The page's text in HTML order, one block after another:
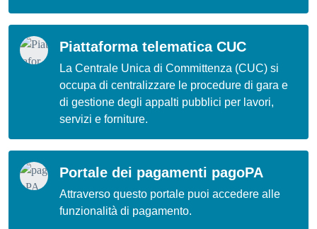
Piattaforma telematica CUC
La Centrale Unica di Committenza (CUC) si
occupa di centralizzare le procedure di gara e
di gestione degli appalti pubblici per lavori,
servizi e forniture.
Portale dei pagamenti pagoPA
Attraverso questo portale puoi accedere alle
funzionalità di pagamento.